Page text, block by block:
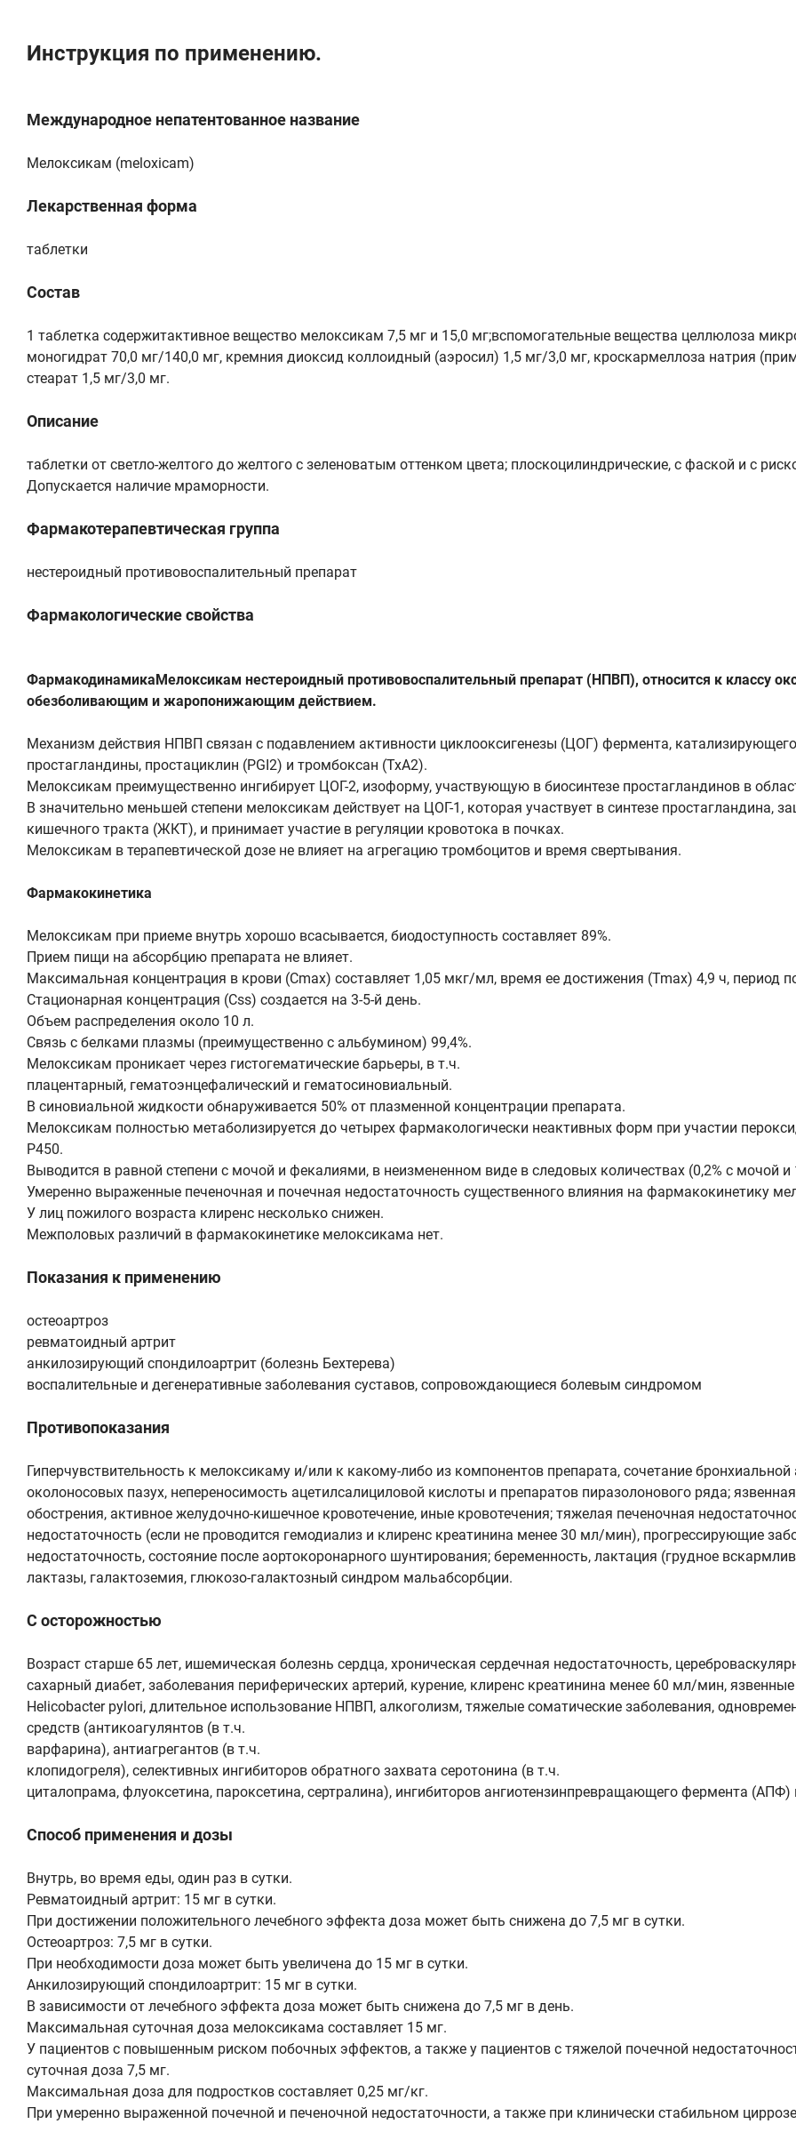
Инструкция по применению.
Международное непатентованное название
Мелоксикам (meloxicam)
Лекарственная форма
таблетки
Состав
1 таблетка содержитактивное вещество мелоксикам 7,5 мг и 15,0 мг;вспомогательные вещества целлюлоза
моногидрат 70,0 мг/140,0 мг, кремния диоксид коллоидный (аэросил) 1,5 мг/3,0 мг, кроскармеллоза натрия
стеарат 1,5 мг/3,0 мг.
Описание
таблетки от светло-желтого до желтого с зеленоватым оттенком цвета; плоскоцилиндрические, с фаской и с
Допускается наличие мраморности.
Фармакотерапевтическая группа
нестероидный противовоспалительный препарат
Фармакологические свойства
ФармакодинамикаМелоксикам нестероидный противовоспалительный препарат (НПВП), относится к классу
обезболивающим и жаропонижающим действием.
Механизм действия НПВП связан с подавлением активности циклооксигенезы (ЦОГ) фермента,
простагландины, простациклин (PGI2) и тромбоксан (TxA2).
Мелоксикам преимущественно ингибирует ЦОГ-2, изоформу, участвующую в биосинтезе простагландинов в
В значительно меньшей степени мелоксикам действует на ЦОГ-1, которая участвует в синтезе
кишечного тракта (ЖКТ), и принимает участие в регуляции кровотока в почках.
Мелоксикам в терапевтической дозе не влияет на агрегацию тромбоцитов и время свертывания.
Фармакокинетика
Мелоксикам при приеме внутрь хорошо всасывается, биодоступность составляет 89%.
Прием пищи на абсорбцию препарата не влияет.
Максимальная концентрация в крови (Сmax) составляет 1,05 мкг/мл, время ее достижения (Tmax) 4,9 ч, период
Стационарная концентрация (Css) создается на 3-5-й день.
Объем распределения около 10 л.
Связь с белками плазмы (преимущественно с альбумином) 99,4%.
Мелоксикам проникает через гистогематические барьеры, в т.ч.
плацентарный, гематоэнцефалический и гематосиновиальный.
В синовиальной жидкости обнаруживается 50% от плазменной концентрации препарата.
Мелоксикам полностью метаболизируется до четырех фармакологически неактивных форм при участии
Р450.
Выводится в равной степени с мочой и фекалиями, в неизмененном виде в следовых количествах (0,2% c мочой
Умеренно выраженные печеночная и почечная недостаточность существенного влияния на фармакокинетику
У лиц пожилого возраста клиренс несколько снижен.
Межполовых различий в фармакокинетике мелоксикама нет.
Показания к применению
остеоартроз
ревматоидный артрит
анкилозирующий спондилоартрит (болезнь Бехтерева)
воспалительные и дегенеративные заболевания суставов, сопровождающиеся болевым синдромом
Противопоказания
Гиперчувствительность к мелоксикаму и/или к какому-либо из компонентов препарата, сочетание
околоносовых пазух, непереносимость ацетилсалициловой кислоты и препаратов пиразолонового ряда;
обострения, активное желудочно-кишечное кровотечение, иные кровотечения; тяжелая печеночная
недостаточность (если не проводится гемодиализ и клиренс креатинина менее 30 мл/мин), прогрессирующие
недостаточность, состояние после аортокоронарного шунтирования; беременность, лактация (грудное
лактазы, галактоземия, глюкозо-галактозный синдром мальабсорбции.
С осторожностью
Возраст старше 65 лет, ишемическая болезнь сердца, хроническая сердечная недостаточность,
сахарный диабет, заболевания периферических артерий, курение, клиренс креатинина менее 60 мл/мин,
Нelicobacter pуlori, длительное использование НПВП, алкоголизм, тяжелые соматические заболевания,
средств (антикоагулянтов (в т.ч.
варфарина), антиагрегантов (в т.ч.
клопидогреля), селективных ингибиторов обратного захвата серотонина (в т.ч.
циталопрама, флуоксетина, пароксетина, сертралина), ингибиторов ангиотензинпревращающего фермента (АПФ)
Способ применения и дозы
Внутрь, во время еды, один раз в сутки.
Ревматоидный артрит: 15 мг в сутки.
При достижении положительного лечебного эффекта доза может быть снижена до 7,5 мг в сутки.
Остеоартроз: 7,5 мг в сутки.
При необходимости доза может быть увеличена до 15 мг в сутки.
Анкилозирующий спондилоартрит: 15 мг в сутки.
В зависимости от лечебного эффекта доза может быть снижена до 7,5 мг в день.
Максимальная суточная доза мелоксикама составляет 15 мг.
У пациентов с повышенным риском побочных эффектов, а также у пациентов с тяжелой почечной
суточная доза 7,5 мг.
Максимальная доза для подростков составляет 0,25 мг/кг.
При умеренно выраженной почечной и печеночной недостаточности, а также при клинически стабильном